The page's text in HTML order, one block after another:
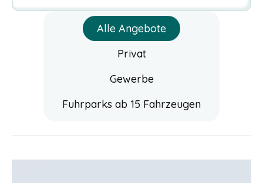
Alle Angebote
Privat
Gewerbe
Fuhrparks ab 15 Fahrzeugen